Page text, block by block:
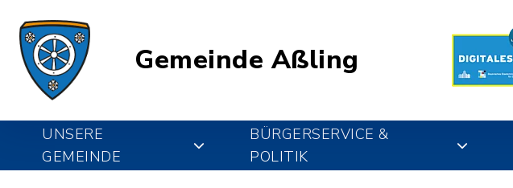
Gemeinde Aßling
UNSERE
GEMEINDE
BÜRGERSERVICE &
POLITIK